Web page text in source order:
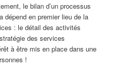
le bilan d’un processus
dépend en premier lieu de la
: le détail des activités
des services
à être mis en place dans une
!